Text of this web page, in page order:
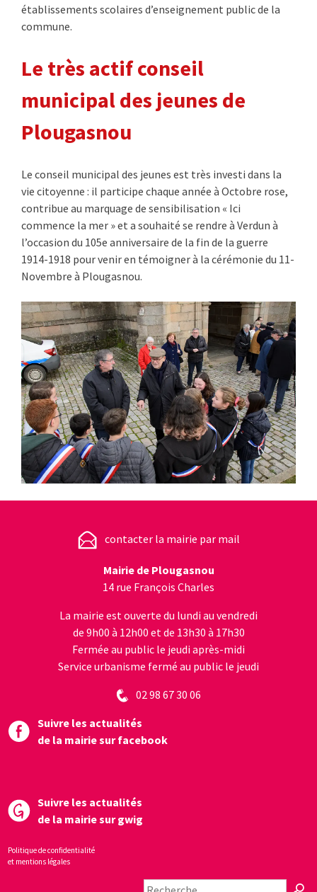
établissements scolaires d’enseignement public de la
commune.
Le très actif conseil
municipal des jeunes de
Plougasnou
Le conseil municipal des jeunes est très investi dans la
vie citoyenne : il participe chaque année à Octobre rose,
contribue au marquage de sensibilisation « Ici
commence la mer » et a souhaité se rendre à Verdun à
l’occasion du 105e anniversaire de la fin de la guerre
1914-1918 pour venir en témoigner à la cérémonie du 11-
Novembre à Plougasnou.
contacter la mairie par mail
Mairie de Plougasnou
14 rue François Charles
La mairie est ouverte du lundi au vendredi
de 9h00 à 12h00 et de 13h30 à 17h30
Fermée au public le jeudi après-midi
Service urbanisme fermé au public le jeudi
02 98 67 30 06
Suivre les actualités
de la mairie sur facebook
Suivre les actualités
de la mairie sur gwig
Politique de confidentialité
et mentions légales